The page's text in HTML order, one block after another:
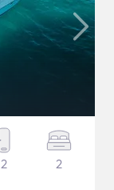
2 2